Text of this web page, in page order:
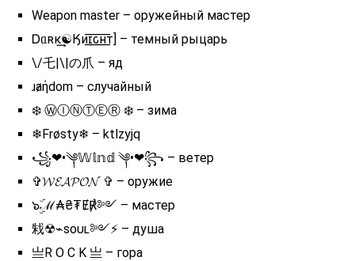
Weapon master – оружейный мастер
Ꭰᥲʀκ͢☯Ӄᴎ͟͞ɪ͟͞ԍ͟͞ʜ͟͞ᴛ] – темный рыцарь
\/乇|\|の爪 – яд
ɹⱥήdom – случайный
❄️ ⓌⒾⓃⓉⒺⓇ ❄️ – зима
❄Frøsty❄ – ktlzyjq
꧁❤•༆𝕎𝕝𝕟𝕕 ༆•❤꧂ – ветер
✞︎𝓦𝓔𝓐𝓟𝓞𝓝 ✞︎ – оружие
๖ۣۜℳ₳₴₮Ɇ℟༻ – мастер
㦵☢︎⌁ꜱᴏᴜʟ༻⚡️ – душа
亗R O C K 亗 – гора